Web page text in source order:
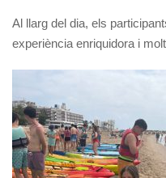
Al llarg del dia, els
experiència enriquidora i